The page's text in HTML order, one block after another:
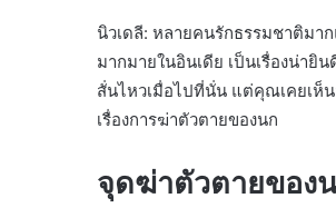
นิวเดลี: หลายคนรักธรรมชาติมา
มากมายในอินเดีย เป็นเรื่องน่า
สั่นไหวเมื่อไปที่นั่น แต่คุณเคยเห็
เรื่องการฆ่าตัวตายของนก
จุดฆ่าตัวตายของ